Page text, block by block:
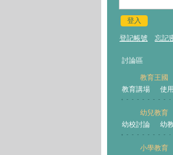
登入
登記帳號 忘記
討論區
教育王國
教育講場
使
幼兒教育
幼校討論
幼
小學教育